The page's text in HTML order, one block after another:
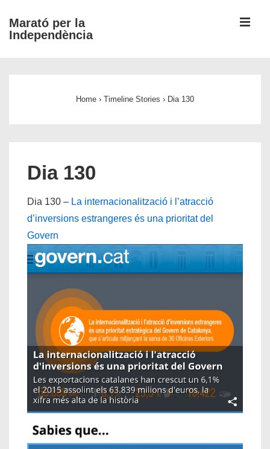
SaltaMarató per la
Independència
Home › Timeline Stories › Dia 130
Dia 130
Dia 130 – La internacionalització i l’atracció
d’inversions estrangeres és una prioritat del
Govern